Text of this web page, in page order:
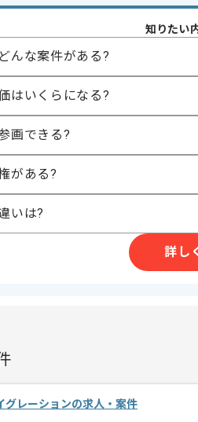
迎スキル
・ドキュメント整備や開発体制改善の経
採用や育成などのチームビルディング
・ビジネスサイドとの要件整理経験
・技術選定やコードレビューの経験
スキルに不安がある方へ
上記に似た経験やスキルをお持ちであれば申
算条件
140時間〜180時間
集人数
業開始日
2026/02/18
知りたい
んな案件がある?
はいくらになる?
画できる?
がある?
いは?
詳し
グレーションの求人・案件